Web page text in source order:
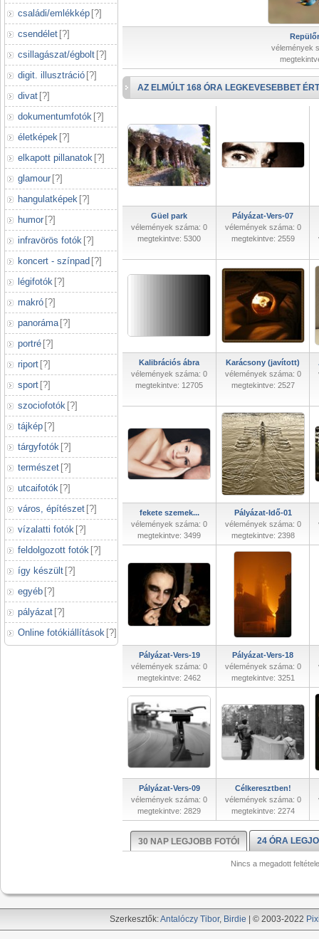
családi/emlékkép [?]
csendélet [?]
csillagászat/égbolt [?]
digit. illusztráció [?]
divat [?]
dokumentumfotók [?]
életképek [?]
elkapott pillanatok [?]
glamour [?]
hangulatképek [?]
humor [?]
infravörös fotók [?]
koncert - színpad [?]
légifotók [?]
makró [?]
panoráma [?]
portré [?]
riport [?]
sport [?]
szociofotók [?]
tájkép [?]
tárgyfotók [?]
természet [?]
utcaifotók [?]
város, építészet [?]
vízalatti fotók [?]
feldolgozott fotók [?]
így készült [?]
egyéb [?]
pályázat [?]
Online fotókiállítások [?]
vélemények
AZ ELMÚLT 168 ÓRA LEGKEVESEBBET
Güel park
vélemények száma: 0
megtekintve: 5300
Pályázat-Vers-07
vélemények száma: 0
megtekintve: 2559
Kalibrációs ábra
vélemények száma: 0
megtekintve: 12705
Karácsony (javított)
vélemények száma: 0
megtekintve: 2527
fekete szemek...
vélemények száma: 0
megtekintve: 3499
Pályázat-Idő-01
vélemények száma: 0
megtekintve: 2398
Pályázat-Vers-19
vélemények száma: 0
megtekintve: 2462
Pályázat-Vers-18
vélemények száma: 0
megtekintve: 3251
Pályázat-Vers-09
vélemények száma: 0
megtekintve: 2829
Célkeresztben!
vélemények száma: 0
megtekintve: 2274
30 NAP LEGJOBB FOTÓI 24 ÓRA
Nincs a megadott
Szerkesztők:Antalóczy Tibor, Birdie | © 2003-2022